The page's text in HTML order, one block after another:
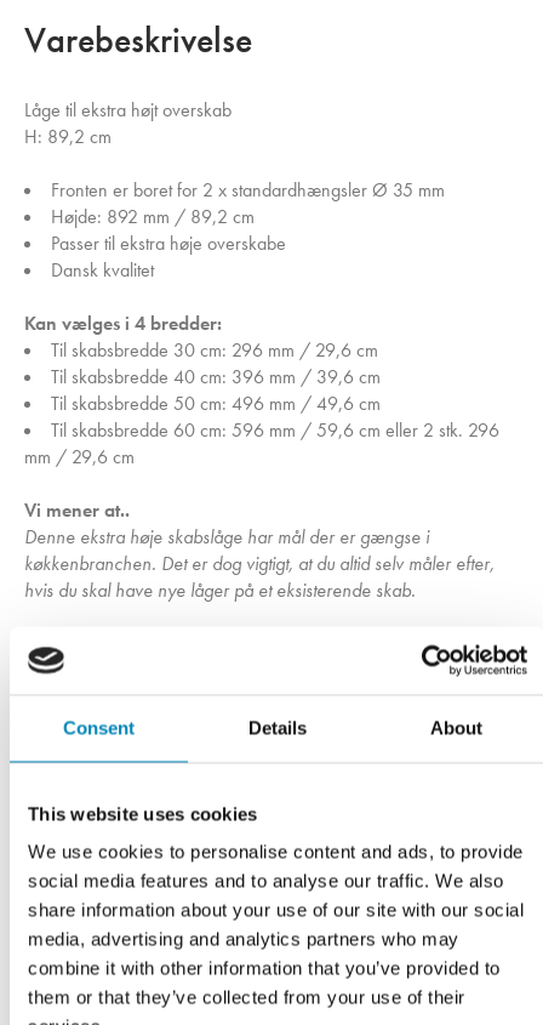
Consent Details About
This website uses cookies
We use cookies to personalise content and ads, to provide
social media features and to analyse our traffic. We also
share information about your use of our site with our social
media, advertising and analytics partners who may
combine it with other information that you’ve provided to
them or that they’ve collected from your use of their
Varebeskrivelse
Låge til ekstra højt overskab
H: 89,2 cm
Fronten er boret for 2 x standardhængsler Ø 35 mm
Højde: 892 mm / 89,2 cm
Passer til ekstra høje overskabe
Dansk kvalitet
Kan vælges i 4 bredder:
Til skabsbredde 30 cm: 296 mm / 29,6 cm
Til skabsbredde 40 cm: 396 mm / 39,6 cm
Til skabsbredde 50 cm: 496 mm / 49,6 cm
Til skabsbredde 60 cm: 596 mm / 59,6 cm eller 2 stk. 296
mm / 29,6 cm
Vi mener at..
Denne ekstra høje skabslåge har mål der er gængse i
køkkenbranchen. Det er dog vigtigt, at du altid selv måler efter,
hvis du skal have nye låger på et eksisterende skab.
Du kan med fordel vælge at tilkøbe lågedæmpere, enten som
hængsler med integreret lågedæmper eller ved at købe
lågen ikke, når du lukker den.
ønsker greb på din låge, kan vores boreskabelon til greb være
dig til en stor hjælp. Den gør det hurtigt og nemt montere dine
greb, hvor du ønsker.
Har du husket?